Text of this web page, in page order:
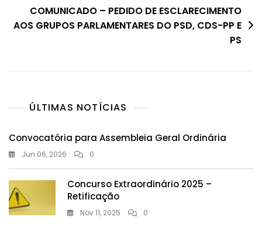
COMUNICADO – PEDIDO DE ESCLARECIMENTO
AOS GRUPOS PARLAMENTARES DO PSD, CDS-PP E
PS
ÚLTIMAS NOTÍCIAS
Convocatória para Assembleia Geral Ordinária
Jun 06, 2026 0
Concurso Extraordinário 2025 –
Retificação
Nov 11, 2025 0